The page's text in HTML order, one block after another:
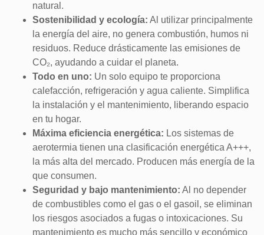
natural.
Sostenibilidad y ecología: Al utilizar principalmente
la energía del aire, no genera combustión, humos ni
residuos. Reduce drásticamente las emisiones de
CO₂, ayudando a cuidar el planeta.
Todo en uno: Un solo equipo te proporciona
calefacción, refrigeración y agua caliente. Simplifica
la instalación y el mantenimiento, liberando espacio
en tu hogar.
Máxima eficiencia energética: Los sistemas de
aerotermia tienen una clasificación energética A+++,
la más alta del mercado. Producen más energía de la
que consumen.
Seguridad y bajo mantenimiento: Al no depender
de combustibles como el gas o el gasoil, se eliminan
los riesgos asociados a fugas o intoxicaciones. Su
mantenimiento es mucho más sencillo y económico